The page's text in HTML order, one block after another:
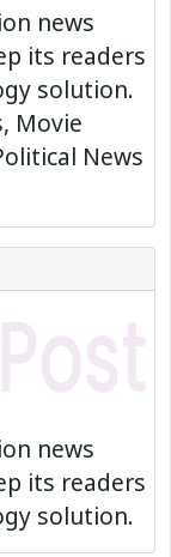
news
its readers
solution.
Movie
News
news
its readers
solution.